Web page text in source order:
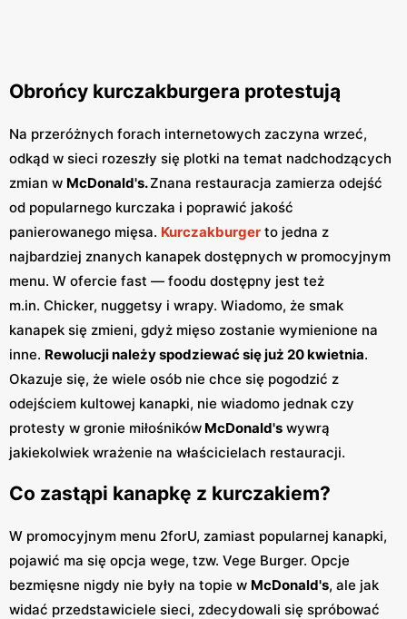
Obrońcy kurczakburgera protestują
Na przeróżnych forach internetowych zaczyna wrzeć,
odkąd w sieci rozeszły się plotki na temat nadchodzących
zmian w McDonald's.Znana restauracja zamierza odejść
od popularnego kurczaka i poprawić jakość
panierowanego mięsa. Kurczakburger to jedna z
najbardziej znanych kanapek dostępnych w promocyjnym
menu. W ofercie fast — foodu dostępny jest też
m.in. Chicker, nuggetsy i wrapy. Wiadomo, że smak
kanapek się zmieni, gdyż mięso zostanie wymienione na
inne. Rewolucji należy spodziewać się już 20 kwietnia.
Okazuje się, że wiele osób nie chce się pogodzić z
odejściem kultowej kanapki, nie wiadomo jednak czy
protesty w gronie miłośników McDonald's wywrą
jakiekolwiek wrażenie na właścicielach restauracji.
Co zastąpi kanapkę z kurczakiem?
W promocyjnym menu 2forU, zamiast popularnej kanapki,
pojawić ma się opcja wege, tzw. Vege Burger. Opcje
bezmięsne nigdy nie były na topie w McDonald's, ale jak
widać przedstawiciele sieci, zdecydowali się spróbować